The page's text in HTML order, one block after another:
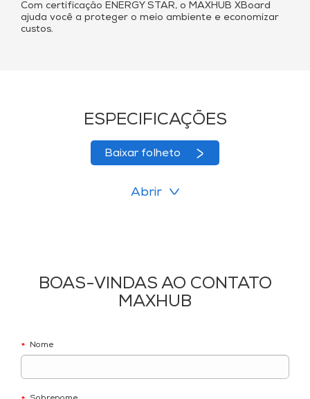
Com certificação ENERGY STAR, o MAXHUB XBoard
ajuda você a proteger o meio ambiente e economizar
custos.
ESPECIFICAÇÕES
Baixar folheto
Abrir
BOAS-VINDAS AO CONTATO
MAXHUB
* Nome